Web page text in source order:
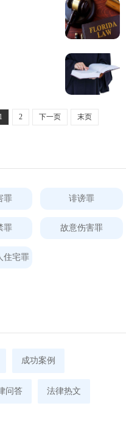
1 2 下一页 末页
罪 诽谤罪
罪 故意伤害罪
住宅罪
成功案例
问答 法律热文